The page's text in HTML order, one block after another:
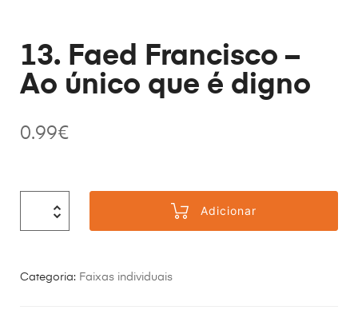
13. Faed Francisco –
Ao único que é digno
0.99€
Adicionar
Categoria: Faixas individuais